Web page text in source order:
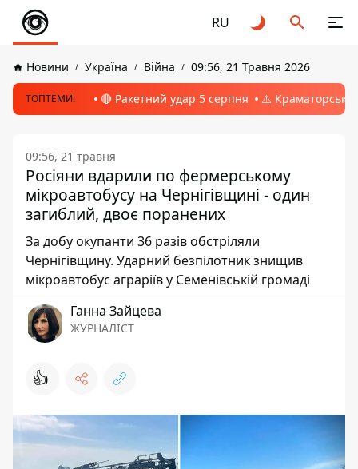
RU
Новини Україна Війна 09:56, 21 Травня 2026
ТОПТЕМИ: 🔴 Ракетний удар 5 серпня ⚠️ Краматорськ,
09:56, 21 травня
Росіяни вдарили по фермерському
мікроавтобусу на Чернігівщині - один
загиблий, двоє поранених
За добу окупанти 36 разів обстріляли
Чернігівщину. Ударний безпілотник знищив
мікроавтобус аграріїв у Семенівській громаді
Ганна Зайцева
ЖУРНАЛІСТ
👍